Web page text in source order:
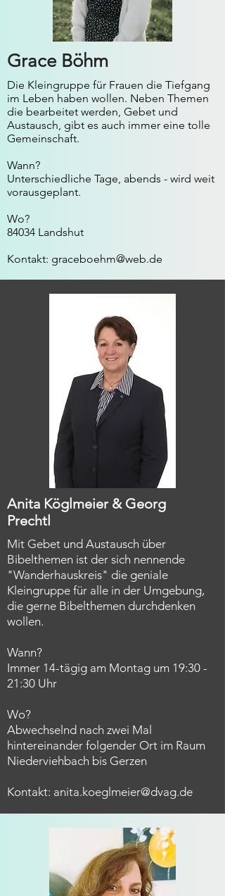
Grace Böhm
Die Kleingruppe für Frauen die Tiefgang
im Leben haben wollen. Neben Themen
die bearbeitet werden, Gebet und
Austausch, gibt es auch immer eine tolle
Gemeinschaft.
Wann?
Unterschiedliche Tage, abends - wird weit
vorausgeplant.
Wo?
84034 Landshut
Kontakt: graceboehm@web.de
Anita Köglmeier & Georg
Prechtl
Mit Gebet und Austausch über
Bibelthemen ist der sich nennende
"Wanderhauskreis" die geniale
Kleingruppe für alle in der Umgebung,
die gerne Bibelthemen durchdenken
wollen.
Wann?
Immer 14-tägig am Montag um 19:30 -
21:30 Uhr
Wo?
Abwechselnd nach zwei Mal
hintereinander folgender Ort im Raum
Niederviehbach bis Gerzen
Kontakt: anita.koeglmeier@dvag.de